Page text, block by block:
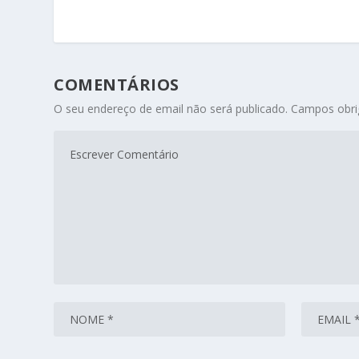
COMENTÁRIOS
O seu endereço de email não será publicado. Campos